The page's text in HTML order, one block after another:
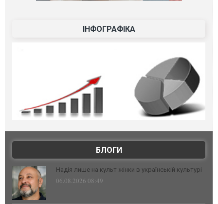
ІНФОГРАФІКА
БЛОГИ
Надія лише на культ жінки в українській культурі
06.08.2026 08:49